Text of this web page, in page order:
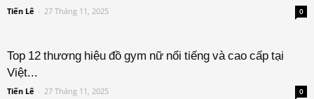
Tiến Lê - 27 Tháng 11, 2025 0
Top 12 thương hiệu đồ gym nữ nổi tiếng và cao cấp tại
Việt...
Tiến Lê - 27 Tháng 11, 2025 0